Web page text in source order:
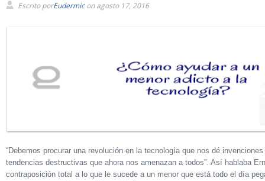
Escrito porEudermicon agosto 17, 2016
“Debemos procurar una revolución en la tecnología que nos dé
tendencias destructivas que ahora nos amenazan a todos”. Así hablaba
contraposición total a lo que le sucede a un menor que está todo el día